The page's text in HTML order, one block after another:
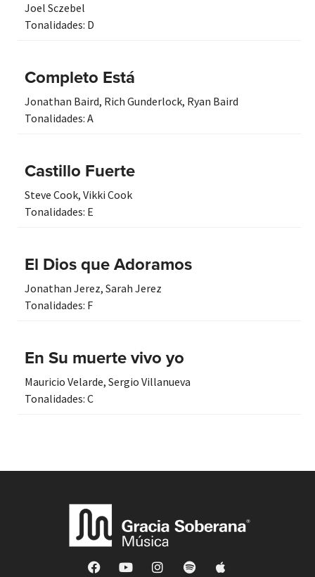
Joel Sczebel
Tonalidades: D
Completo Está
Jonathan Baird, Rich Gunderlock, Ryan Baird
Tonalidades: A
Castillo Fuerte
Steve Cook, Vikki Cook
Tonalidades: E
El Dios que Adoramos
Jonathan Jerez, Sarah Jerez
Tonalidades: F
En Su muerte vivo yo
Mauricio Velarde, Sergio Villanueva
Tonalidades: C